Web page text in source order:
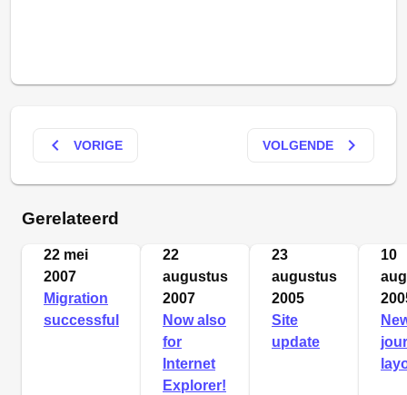
keyboard_arrow_left VORIGE VOLGENDE keyboard_arrow_right
Gerelateerd
22 mei
2007
Migration
successful
22
augustus
2007
Now also
for
Internet
Explorer!
23
augustus
2005
Site
update
10